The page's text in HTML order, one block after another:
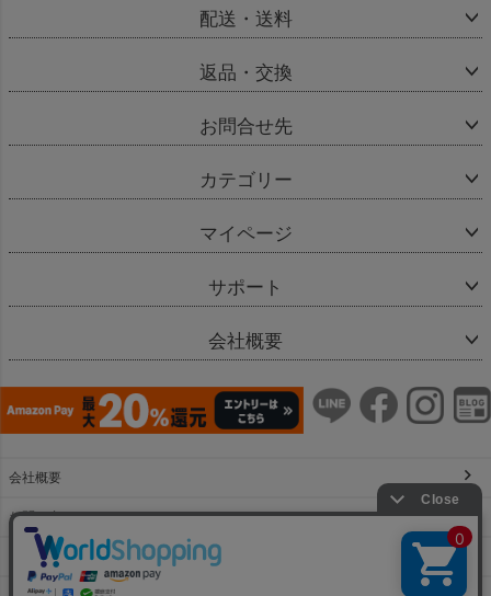
配送・送料
返品・交換
お問合せ先
カテゴリー
マイページ
サポート
会社概要
会社概要
お問い合わせ
特定商取引法に基づく表示